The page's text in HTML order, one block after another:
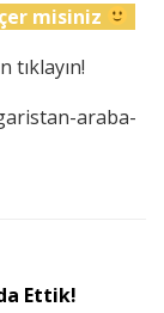
misiniz
tıklayın!
araba-
Ettik!